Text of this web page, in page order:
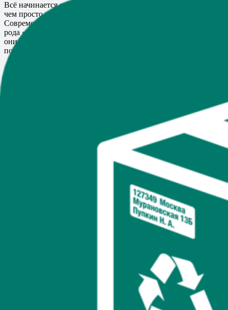
Всё начинается с осознания того, что упаковка — это больше,
чем просто защита товара от внешних повреждений.
Современные
рода «амбассадорами» вашего бренда. Можете считать, что
они за вас «приветствуют» покупателя и рассказывают,
почему ваш продукт настолько уникален и достоин внимания.
Стильная, качественная и
запоминающаяся упаковка выделяет ваш бренд из
потока конкурентов. Люди лучше запоминают
визуальные и тактильные образы, чем текстовое
Маркетинговый инструмент
Думаете, что упаковка —
это всего лишь способ доставить товар в целости и
сохранности? Ошибаетесь! На деле, упаковка может
рассказывать о ценностях компании, её миссии, а иногда
и о преимуществах продукта, тем самым повышая
средний чек и стимулируя повторные продажи.
Качественные упаковочные
материалы создают ощущение, что бренд заботится о
каждой детали. А когда мы видим, что компания
продумала и внешний вид, и безопасную доставку,
Чтобы использовать эти преимущества на полную,
необходимо подходить к выбору упаковки комплексно.
Экология, дизайн, инновации, стоимость и удобство — всё
имеет значение. И если вы научитесь жонглировать этими
аспектами, результат в виде лояльности и продаж не заставит